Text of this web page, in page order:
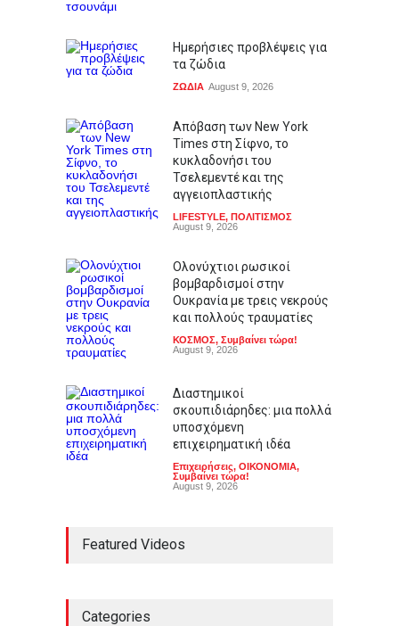
Ημερήσιες προβλέψεις για
τα ζώδια
ΖΩΔΙΑ August 9, 2026
Απόβαση των New York
Times στη Σίφνο, το
κυκλαδονήσι του
Τσελεμεντέ και της
αγγειοπλαστικής
LIFESTYLE, ΠΟΛΙΤΙΣΜΟΣ
August 9, 2026
Ολονύχτιοι ρωσικοί
βομβαρδισμοί στην
Ουκρανία με τρεις νεκρούς
και πολλούς τραυματίες
ΚΟΣΜΟΣ, Συμβαίνει τώρα!
August 9, 2026
Διαστημικοί
σκουπιδιάρηδες: μια πολλά
υποσχόμενη
επιχειρηματική ιδέα
Επιχειρήσεις, ΟΙΚΟΝΟΜΙΑ,
Συμβαίνει τώρα!
August 9, 2026
Featured Videos
Categories